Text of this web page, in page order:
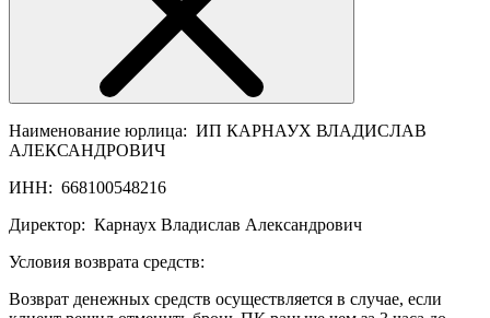
Наименование юрлица: ИП КАРНАУХ ВЛАДИСЛАВ
АЛЕКСАНДРОВИЧ
ИНН: 668100548216
Директор: Карнаух Владислав Александрович
Условия возврата средств:
Возврат денежных средств осуществляется в случае, если